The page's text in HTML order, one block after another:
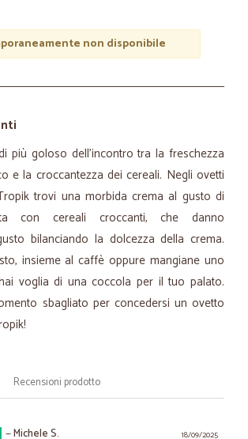
non disponibile
più goloso dell'incontro tra la freschezza
e la croccantezza dei cereali. Negli ovetti
trovi una morbida crema al gusto di
con cereali croccanti, che danno
bilanciando la dolcezza della crema.
insieme al caffè oppure mangiane uno
voglia di una coccola per il tuo palato.
sbagliato per concedersi un ovetto
Recensioni prodotto
18/09/2025
—Michele S.